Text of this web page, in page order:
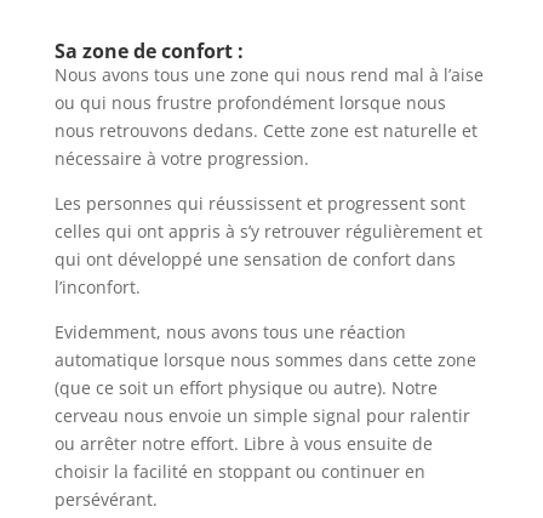
Sa zone de confort :
Nous avons tous une zone qui nous rend mal à l’aise
ou qui nous frustre profondément lorsque nous
nous retrouvons dedans. Cette zone est naturelle et
nécessaire à votre progression.
Les personnes qui réussissent et progressent sont
celles qui ont appris à s’y retrouver régulièrement et
qui ont développé une sensation de confort dans
l’inconfort.
Evidemment, nous avons tous une réaction
automatique lorsque nous sommes dans cette zone
(que ce soit un effort physique ou autre). Notre
cerveau nous envoie un simple signal pour ralentir
ou arrêter notre effort. Libre à vous ensuite de
choisir la facilité en stoppant ou continuer en
persévérant.